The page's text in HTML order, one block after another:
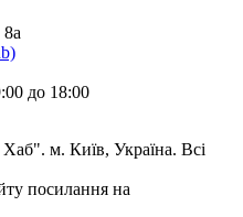
до 18:00
м. Київ, Україна. Всі
посилання на